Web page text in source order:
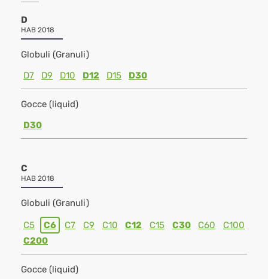
D
HAB 2018
Globuli (Granuli)
D7
D9 D10 D12 D15 D30
Gocce (liquid)
D30
C
HAB 2018
Globuli (Granuli)
C5 C6 C7 C9 C10 C12 C15 C30 C60
C100
C200
Gocce (liquid)